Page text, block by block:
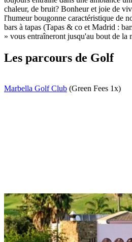
chaleur, de bruit? Bonheur et joie de
l'humeur bougonne caractéristique de
bars à tapas (Tapas & co et Madrid :
» vous entraîneront jusqu'au bout de la
Les parcours de Golf
Marbella Golf Club (Green Fees 1x)